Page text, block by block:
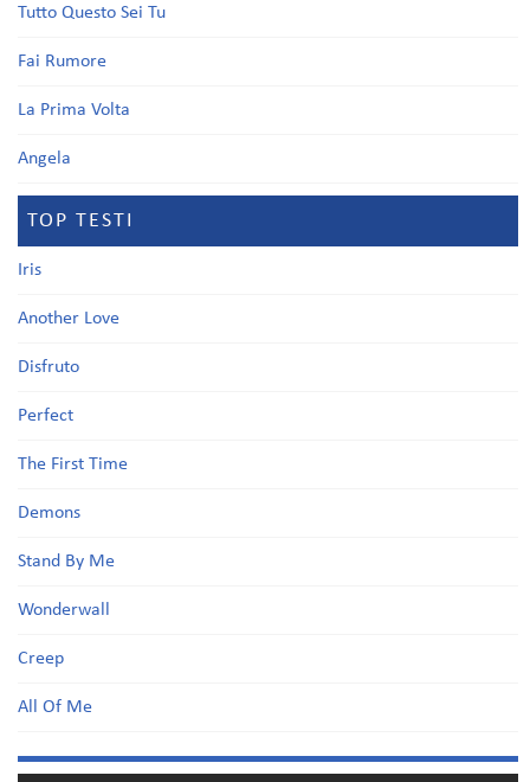
Tutto Questo Sei Tu
Fai Rumore
La Prima Volta
Angela
TOP TESTI
Iris
Another Love
Disfruto
Perfect
The First Time
Demons
Stand By Me
Wonderwall
Creep
All Of Me